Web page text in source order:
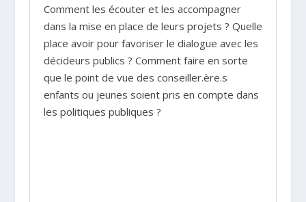
Comment les écouter et les accompagner
dans la mise en place de leurs projets ? Quelle
place avoir pour favoriser le dialogue avec les
décideurs publics ? Comment faire en sorte
que le point de vue des conseiller.ère.s
enfants ou jeunes soient pris en compte dans
les politiques publiques ?